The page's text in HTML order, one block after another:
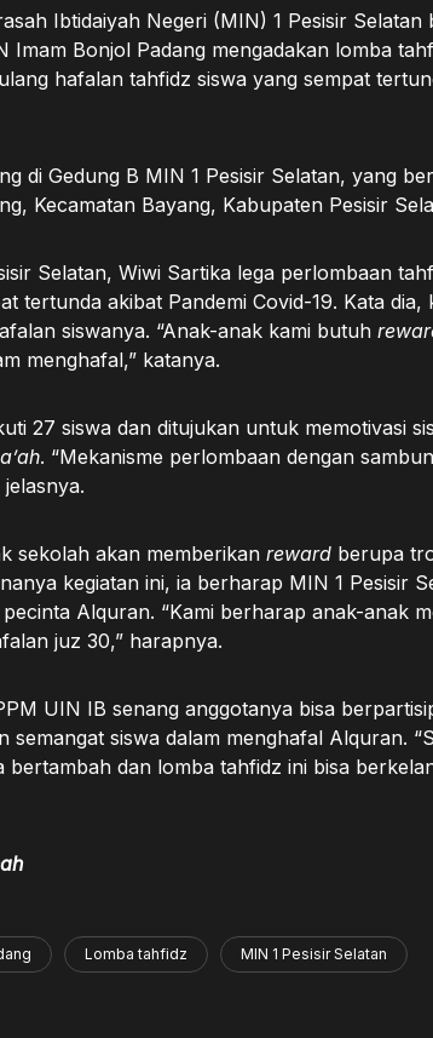
Ibtidaiyah Negeri (MIN) 1 Pesisir Selatan
Imam Bonjol Padang mengadakan lomba
hafalan tahfidz siswa yang sempat
di Gedung B MIN 1 Pesisir Selatan, yang
Kecamatan Bayang, Kabupaten Pesisir
Selatan, Wiwi Sartika lega perlombaan
tertunda akibat Pandemi Covid-19. Kata dia,
siswanya. “Anak-anak kami butuh
menghafal,” katanya.
27 siswa dan ditujukan untuk memotivasi
. “Mekanisme perlombaan dengan
sekolah akan memberikan reward berupa
kegiatan ini, ia berharap MIN 1 Pesisir
Alquran. “Kami berharap anak-anak
juz 30,” harapnya.
UIN IB senang anggotanya bisa
semangat siswa dalam menghafal Alquran.
bertambah dan lomba tahfidz ini bisa
Lomba tahfidz MIN 1 Pesisir Selatan